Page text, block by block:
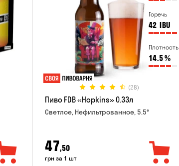
Горечь
42 IBU
Плотность
14.5%
(28)
Пиво FDB «Hopkins» 0.33л
Светлое, Нефильтрованное, 5.5°
47,50
грн за 1 шт